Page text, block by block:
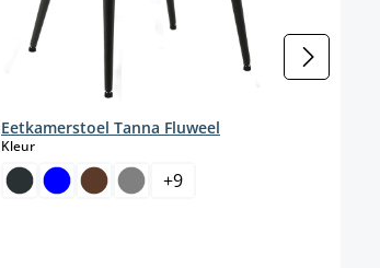
Eetkamerstoel Tanna Fluweel
Kleurselect
+9